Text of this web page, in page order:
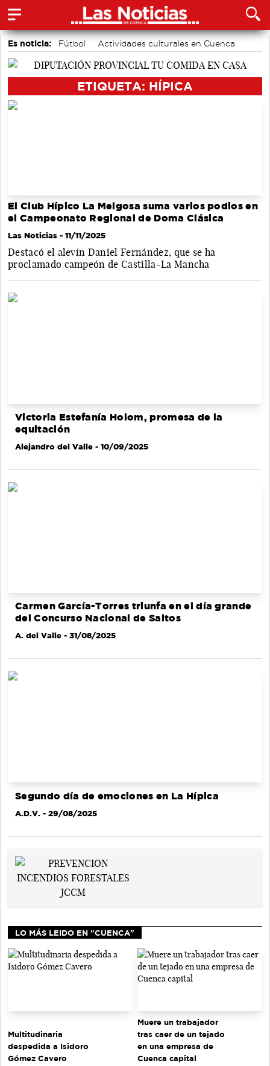
Es noticia: Fútbol
Actividades culturales en Cuenca
Bádminton
Auditorio de Cuenca
ETIQUETA: HÍPICA
El Club Hípico La Melgosa suma varios podios en
el Campeonato Regional de Doma Clásica
Las Noticias - 11/11/2025
Destacó el alevín Daniel Fernández, que se ha
proclamado campeón de Castilla-La Mancha
Victoria Estefanía Holom, promesa de la
equitación
Alejandro del Valle - 10/09/2025
Carmen García-Torres triunfa en el día grande
del Concurso Nacional de Saltos
A. del Valle - 31/08/2025
Segundo día de emociones en La Hípica
A.D.V. - 29/08/2025
LO MÁS LEIDO EN "CUENCA"
Multitudinaria
despedida a Isidoro
Gómez Cavero
Muere un trabajador
tras caer de un tejado
en una empresa de
Cuenca capital